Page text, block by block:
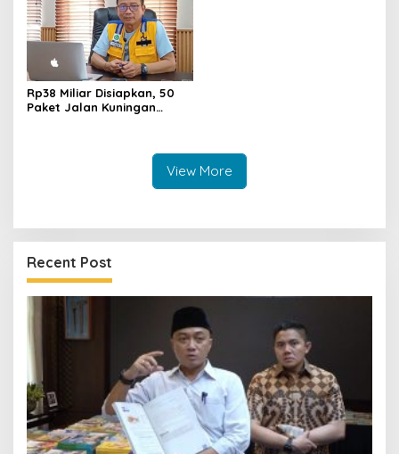
Rp38 Miliar Disiapkan, 50
Paket Jalan Kuningan
View More
Recent Post